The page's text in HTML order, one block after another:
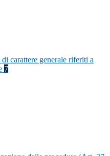
carattere generale riferiti a
7